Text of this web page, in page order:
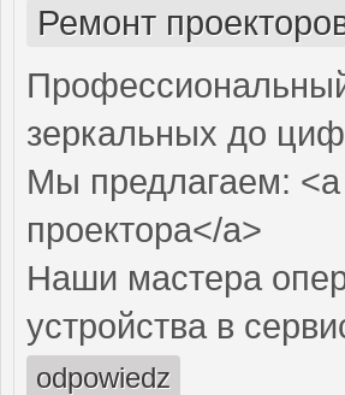
Ремонт
зеркальных до
Мы предлагаем:
проектора</a>
Наши мастера
устройства в
odpowiedz